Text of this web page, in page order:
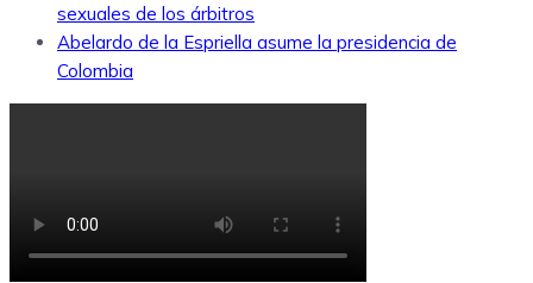
sexuales de los árbitros
Abelardo de la Espriella asume la presidencia de
Colombia